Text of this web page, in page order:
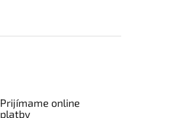
Prijímame online
platby